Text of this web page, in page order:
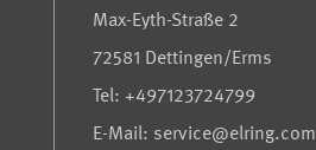
Max-Eyth-Straße 2
72581 Dettingen/Erms
Tel: +497123724799
E-Mail: service@elring.com